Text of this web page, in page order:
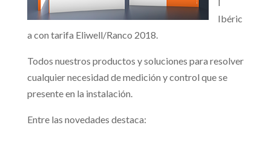
Ibéric
a con tarifa Eliwell/Ranco 2018.
Todos nuestros productos y soluciones para resolver
cualquier necesidad de medición y control que se
presente en la instalación.
Entre las novedades destaca: